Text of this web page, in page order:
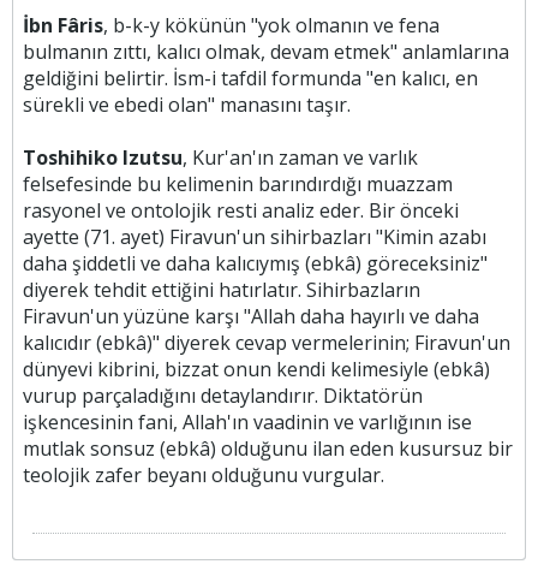
İbn Fâris, b-k-y kökünün "yok olmanın ve fena
bulmanın zıttı, kalıcı olmak, devam etmek" anlamlarına
geldiğini belirtir. İsm-i tafdil formunda "en kalıcı, en
sürekli ve ebedi olan" manasını taşır.
Toshihiko Izutsu, Kur'an'ın zaman ve varlık
felsefesinde bu kelimenin barındırdığı muazzam
rasyonel ve ontolojik resti analiz eder. Bir önceki
ayette (71. ayet) Firavun'un sihirbazları "Kimin azabı
daha şiddetli ve daha kalıcıymış (ebkâ) göreceksiniz"
diyerek tehdit ettiğini hatırlatır. Sihirbazların
Firavun'un yüzüne karşı "Allah daha hayırlı ve daha
kalıcıdır (ebkâ)" diyerek cevap vermelerinin; Firavun'un
dünyevi kibrini, bizzat onun kendi kelimesiyle (ebkâ)
vurup parçaladığını detaylandırır. Diktatörün
işkencesinin fani, Allah'ın vaadinin ve varlığının ise
mutlak sonsuz (ebkâ) olduğunu ilan eden kusursuz bir
teolojik zafer beyanı olduğunu vurgular.